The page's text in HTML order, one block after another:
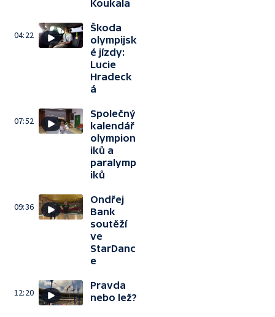
Koukala
04:22
Škoda
olympijsk
é jízdy:
Lucie
Hradeck
á
07:52
Společný
kalendář
olympion
iků a
paralymp
iků
09:36
Ondřej
Bank
soutěží
ve
StarDanc
e
12:20
Pravda
nebo lež?